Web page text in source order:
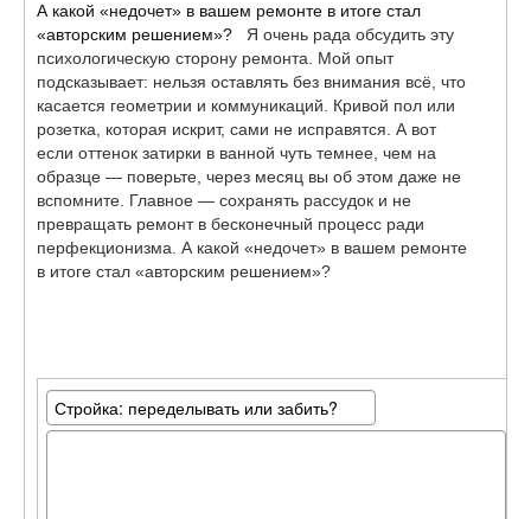
А какой «недочет» в вашем ремонте в итоге стал
«авторским решением»?
Я очень рада обсудить эту
психологическую сторону ремонта. Мой опыт
подсказывает: нельзя оставлять без внимания всё, что
касается геометрии и коммуникаций. Кривой пол или
розетка, которая искрит, сами не исправятся. А вот
если оттенок затирки в ванной чуть темнее, чем на
образце — поверьте, через месяц вы об этом даже не
вспомните. Главное — сохранять рассудок и не
превращать ремонт в бесконечный процесс ради
перфекционизма. А какой «недочет» в вашем ремонте
в итоге стал «авторским решением»?